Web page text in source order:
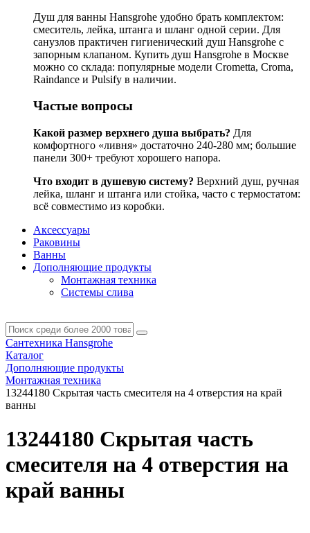
Душ для ванны Hansgrohe удобно брать комплектом:
смеситель, лейка, штанга и шланг одной серии. Для
санузлов практичен гигиенический душ Hansgrohe с
запорным клапаном. Купить душ Hansgrohe в Москве
можно со склада: популярные модели Crometta, Croma,
Raindance и Pulsify в наличии.
Частые вопросы
Какой размер верхнего душа выбрать? Для
комфортного «ливня» достаточно 240-280 мм; большие
панели 300+ требуют хорошего напора.
Что входит в душевую систему? Верхний душ, ручная
лейка, шланг и штанга или стойка, часто с термостатом:
всё совместимо из коробки.
Аксессуары
Раковины
Ванны
Дополняющие продукты
Монтажная техника
Системы слива
Сантехника Hansgrohe
Каталог
Дополняющие продукты
Монтажная техника
13244180 Скрытая часть смесителя на 4 отверстия на край
ванны
13244180 Скрытая часть
смесителя на 4 отверстия на
край ванны